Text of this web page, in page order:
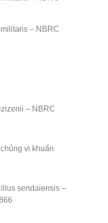
– NBRC
– NBRC
vi khuẩn
sendaiensis –